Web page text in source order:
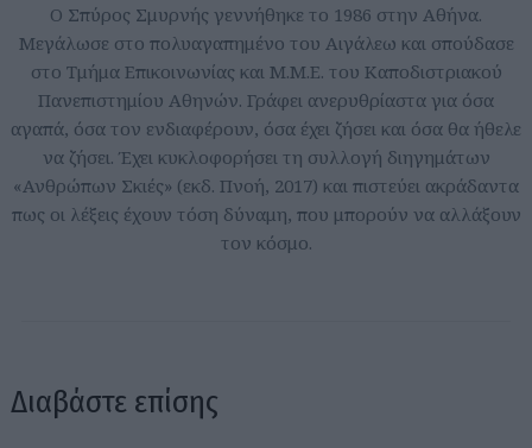
Ο Σπύρος Σμυρνής γεννήθηκε το 1986 στην Αθήνα.
Μεγάλωσε στο πολυαγαπημένο του Αιγάλεω και σπούδασε
στο Τμήμα Επικοινωνίας και Μ.Μ.Ε. του Καποδιστριακού
Πανεπιστημίου Αθηνών. Γράφει ανερυθρίαστα για όσα
αγαπά, όσα τον ενδιαφέρουν, όσα έχει ζήσει και όσα θα ήθελε
να ζήσει. Έχει κυκλοφορήσει τη συλλογή διηγημάτων
«Ανθρώπων Σκιές» (εκδ. Πνοή, 2017) και πιστεύει ακράδαντα
πως οι λέξεις έχουν τόση δύναμη, που μπορούν να αλλάξουν
τον κόσμο.
Διαβάστε επίσης